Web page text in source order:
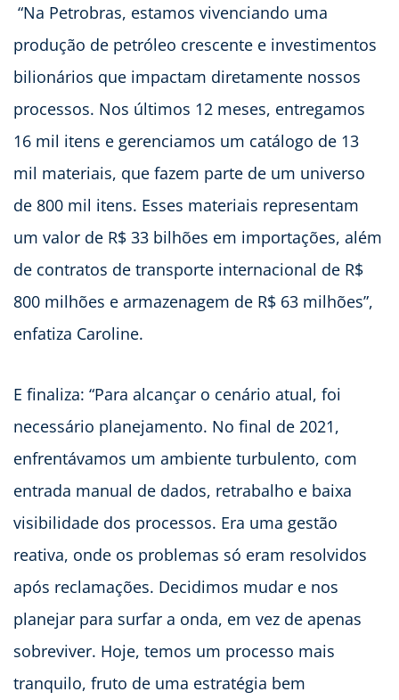
“Na Petrobras, estamos vivenciando uma
produção de petróleo crescente e investimentos
bilionários que impactam diretamente nossos
processos. Nos últimos 12 meses, entregamos
16 mil itens e gerenciamos um catálogo de 13
mil materiais, que fazem parte de um universo
de 800 mil itens. Esses materiais representam
um valor de R$ 33 bilhões em importações, além
de contratos de transporte internacional de R$
800 milhões e armazenagem de R$ 63 milhões”,
enfatiza Caroline.
E finaliza: “Para alcançar o cenário atual, foi
necessário planejamento. No final de 2021,
enfrentávamos um ambiente turbulento, com
entrada manual de dados, retrabalho e baixa
visibilidade dos processos. Era uma gestão
reativa, onde os problemas só eram resolvidos
após reclamações. Decidimos mudar e nos
planejar para surfar a onda, em vez de apenas
sobreviver. Hoje, temos um processo mais
tranquilo, fruto de uma estratégia bem